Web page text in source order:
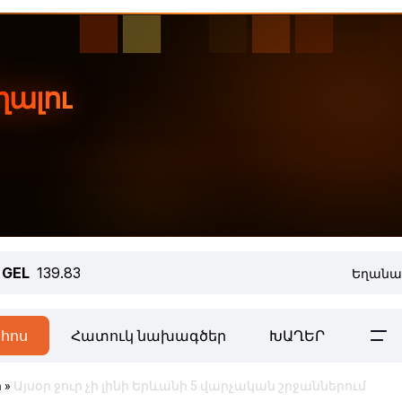
GEL 139.83
Հատուկ նախագծեր ԽԱՂԵՐ
» Այսօր ջուր չի լինի Երևանի 5 վարչական շրջաններում